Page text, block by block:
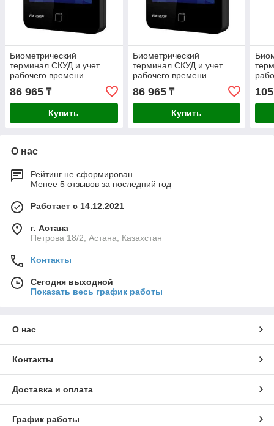
Биометрический
терминал СКУД и учет
рабочего времени
Hikvision DS-K1T343MWX
(лицо, карта, пароль)
86 965 ₸
Купить
Биометрический
терминал СКУД и учет
рабочего времени
Hikvision DS-K1T343EWX
(лицо, карта, пароль)
86 965₸
Купить
О нас
Рейтинг не сформирован
Менее 5 отзывов за последний год
Работает с 14.12.2021
г. Астана
Петрова 18/2, Астана, Казахстан
Контакты
Сегодня выходной
Показать весь график работы
О нас
Контакты
Доставка и оплата
График работы